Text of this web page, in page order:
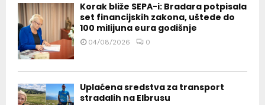
Korak bliže SEPA-i: Bradara potpisala
set financijskih zakona, uštede do
100 milijuna eura godišnje
04/08/2026 0
Uplaćena sredstva za transport
stradalih na Elbrusu